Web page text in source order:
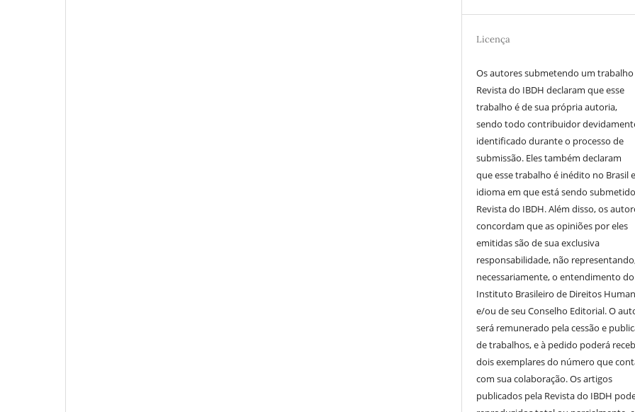
Licença
Os autores submetendo um trabalho
Revista do IBDH declaram que esse
trabalho é de sua própria autoria,
sendo todo contribuidor
identificado durante o processo de
submissão. Eles também declaram
que esse trabalho é inédito no Brasil
idioma em que está sendo
Revista do IBDH. Além disso, os
concordam que as opiniões por eles
emitidas são de sua exclusiva
responsabilidade, não
necessariamente, o entendimento do
Instituto Brasileiro de Direitos
e/ou de seu Conselho Editorial. O
será remunerado pela cessão e
de trabalhos, e à pedido poderá
dois exemplares do número que
com sua colaboração. Os artigos
publicados pela Revista do IBDH